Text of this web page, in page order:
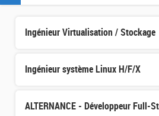
Ingénieur Virtualisation / Stockage
Ingénieur système Linux H/F/X